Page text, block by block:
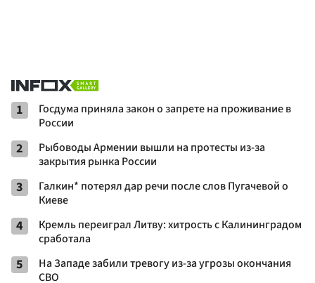
1
Госдума приняла закон о запрете на проживание в
России
2
Рыбоводы Армении вышли на протесты из-за
закрытия рынка России
3
Галкин* потерял дар речи после слов Пугачевой о
Киеве
4
Кремль переиграл Литву: хитрость с Калининградом
сработала
5
На Западе забили тревогу из-за угрозы окончания
СВО